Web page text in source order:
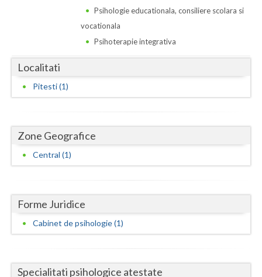
Giurgiu
Gorj
Hunedoara
Iasi
Ilfov
Mehedinti
Psihologie educationala, consiliere scolara si
vocationala
Psihoterapie integrativa
Localitati
Pitesti (1)
Zone Geografice
Central (1)
Forme Juridice
Cabinet de psihologie (1)
Specialitati psihologice atestate